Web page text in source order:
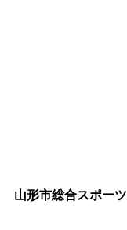
山形市総合スポー